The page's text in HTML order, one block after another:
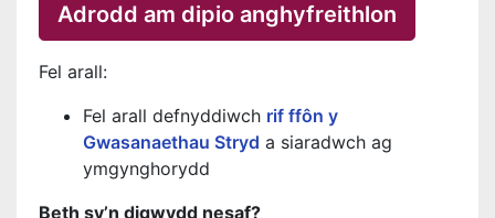
Adrodd am dipio anghyfreithlon
Fel arall:
Fel arall defnyddiwch rif ffôn y
Gwasanaethau Stryd a siaradwch ag
ymgynghorydd
Beth sy’n digwydd nesaf?